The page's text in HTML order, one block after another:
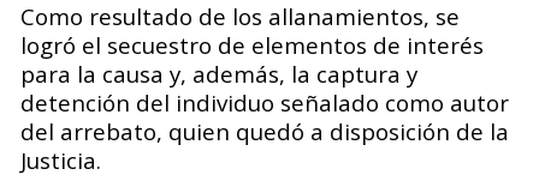
Como resultado de los allanamientos, se
logró el secuestro de elementos de interés
para la causa y, además, la captura y
detención del individuo señalado como autor
del arrebato, quien quedó a disposición de la
Justicia.